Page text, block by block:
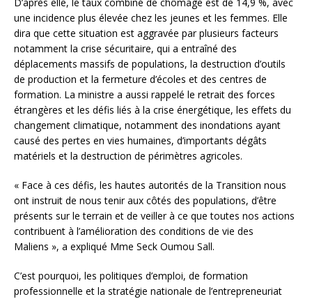
une incidence plus élevée chez les jeunes et les femmes. Elle
dira que cette situation est aggravée par plusieurs facteurs
notamment la crise sécuritaire, qui a entraîné des
déplacements massifs de populations, la destruction d’outils
de production et la fermeture d’écoles et des centres de
formation. La ministre a aussi rappelé le retrait des forces
étrangères et les défis liés à la crise énergétique, les effets du
changement climatique, notamment des inondations ayant
causé des pertes en vies humaines, d’importants dégâts
matériels et la destruction de périmètres agricoles.
« Face à ces défis, les hautes autorités de la Transition nous
ont instruit de nous tenir aux côtés des populations, d’être
présents sur le terrain et de veiller à ce que toutes nos actions
contribuent à l’amélioration des conditions de vie des
Maliens », a expliqué Mme Seck Oumou Sall.
C’est pourquoi, les politiques d’emploi, de formation
professionnelle et la stratégie nationale de l’entrepreneuriat